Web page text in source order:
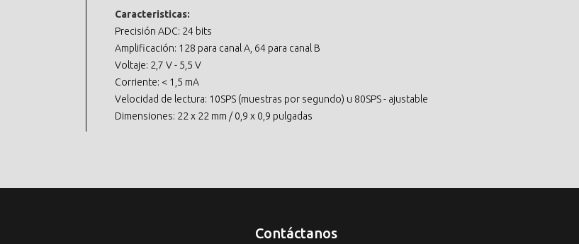
Caracteristicas:
Precisión ADC: 24 bits
Amplificación: 128 para canal A, 64 para canal B
Voltaje: 2,7 V - 5,5 V
Corriente: < 1,5 mA
Velocidad de lectura: 10SPS (muestras por segundo) u 80SPS - ajustable
Dimensiones: 22 x 22 mm / 0,9 x 0,9 pulgadas
Contáctanos